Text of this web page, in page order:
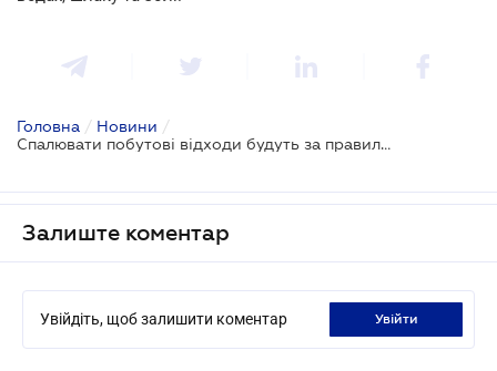
Головна / Новини /
Спалювати побутові відходи будуть за правилами
Залиште коментар
Увійдіть, щоб залишити коментар увійти